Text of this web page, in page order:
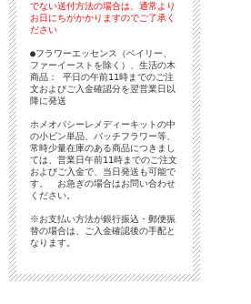
でない送付方法の場合は、通常より
お日にちがかかりますのでご了承く
ださい
●フラワーエッセンス（ベイリー、
ファーイーストを除く）、生活の木
商品： 平日の午前11時までのご注
文およびご入金確認分を翌営業日以
降に発送
ホメオパシーレメディーキットの中
の小ビン単品、バッチフラワー等、
常時少量在庫のある商品につきまし
ては、営業日午前11時までのご注文
およびご入金で、当日発送も可能で
す。 お急ぎの場合はお問い合わせ
ください。
※お支払い方法が銀行振込・郵便振
替の場合は、ご入金確認後の手配と
なります。